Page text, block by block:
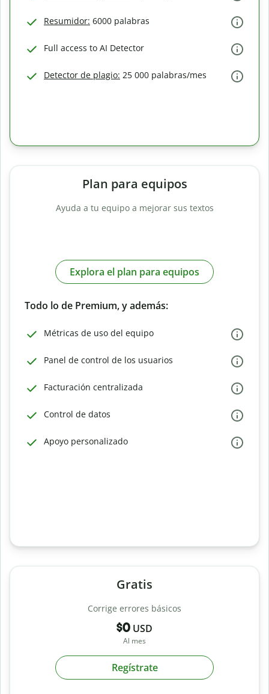
Resumidor: 6000 palabras
Full access to AI Detector
Detector de plagio: 25 000 palabras/mes
Plan para equipos
Ayuda a tu equipo a mejorar sus textos
Explora el plan para equipos
Todo lo de Premium, y además:
Métricas de uso del equipo
Panel de control de los usuarios
Facturación centralizada
Control de datos
Apoyo personalizado
Gratis
Corrige errores básicos
$0 USD
Al mes
Regístrate